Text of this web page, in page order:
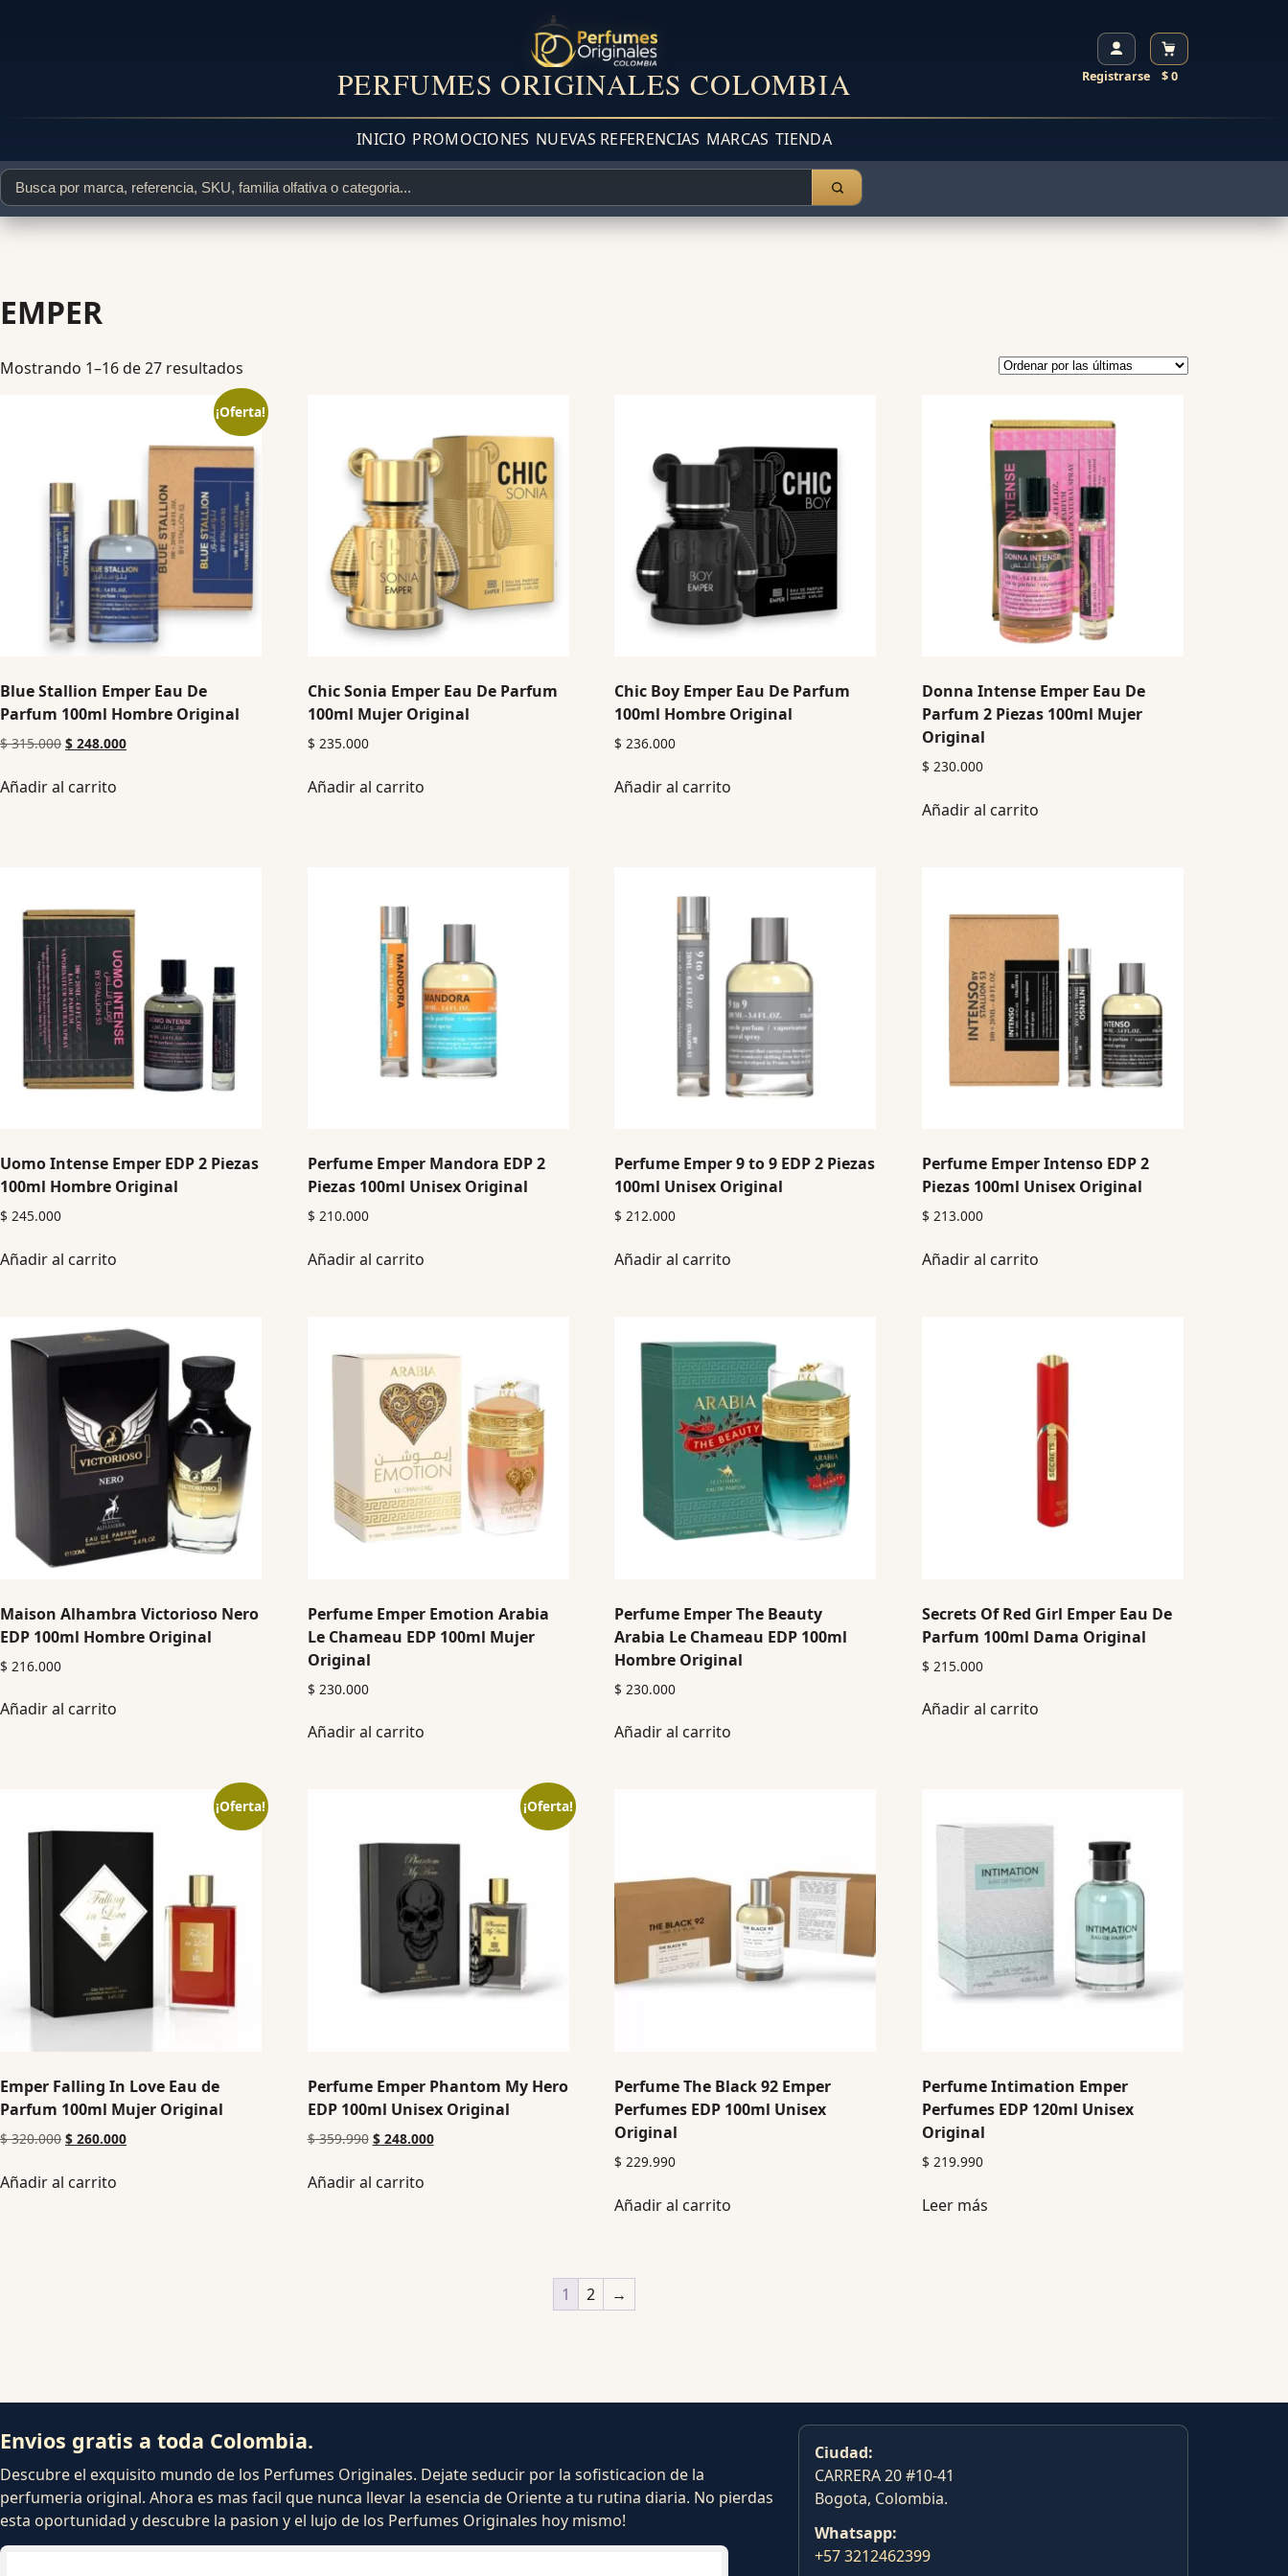
PERFUMES ORIGINALES COLOMBIA Registrarse $ 0
INICIO PROMOCIONES NUEVAS REFERENCIAS MARCAS TIENDA
EMPER
Mostrando 1–16 de 27 resultados
¡Oferta!
Blue Stallion Emper Eau De
Parfum 100ml Hombre Original
$315.000 $ 248.000
Añadir al carrito
Chic Sonia Emper Eau De Parfum
100ml Mujer Original
$ 235.000
Añadir al carrito
Chic Boy Emper Eau De Parfum
100ml Hombre Original
$ 236.000
Añadir al carrito
Donna Intense Emper Eau De
Parfum 2 Piezas 100ml Mujer
Original
$ 230.000
Añadir al carrito
Uomo Intense Emper EDP 2 Piezas
100ml Hombre Original
$ 245.000
Añadir al carrito
Perfume Emper Mandora EDP 2
Piezas 100ml Unisex Original
$ 210.000
Añadir al carrito
Perfume Emper 9 to 9 EDP 2 Piezas
100ml Unisex Original
$ 212.000
Añadir al carrito
Perfume Emper Intenso EDP 2
Piezas 100ml Unisex Original
$ 213.000
Añadir al carrito
Maison Alhambra Victorioso Nero
EDP 100ml Hombre Original
$ 216.000
Añadir al carrito
Perfume Emper Emotion Arabia
Le Chameau EDP 100ml Mujer
Original
$ 230.000
Añadir al carrito
Perfume Emper The Beauty
Arabia Le Chameau EDP 100ml
Hombre Original
$ 230.000
Añadir al carrito
Secrets Of Red Girl Emper Eau De
Parfum 100ml Dama Original
$ 215.000
Añadir al carrito
¡Oferta!
Emper Falling In Love Eau de
Parfum 100ml Mujer Original
$320.000 $ 260.000
Añadir al carrito
¡Oferta!
Perfume Emper Phantom My Hero
EDP 100ml Unisex Original
$359.990 $248.000
Añadir al carrito
Perfume The Black 92 Emper
Perfumes EDP 100ml Unisex
Original
$ 229.990
Añadir al carrito
Perfume Intimation Emper
Perfumes EDP 120ml Unisex
Original
$ 219.990
Leer más
1 2 →
Envios gratis a toda Colombia.
Descubre el exquisito mundo de los Perfumes Originales. Dejate seducir por la sofisticacion de la
perfumeria original. Ahora es mas facil que nunca llevar la esencia de Oriente a tu rutina diaria. No pierdas
esta oportunidad y descubre la pasion y el lujo de los Perfumes Originales hoy mismo!
Ciudad:
CARRERA 20 #10-41
Bogota, Colombia.
Whatsapp:
+57 3212462399